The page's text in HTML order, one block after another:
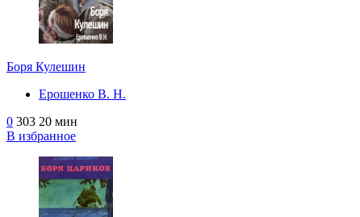
Боря Кулешин
Ерошенко В. Н.
0 303 20 мин
В избранное